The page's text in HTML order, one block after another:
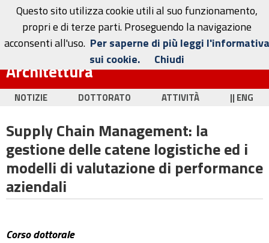
Dottorato in Ingegneria Civile e
Architettura
NOTIZIE DOTTORATO ATTIVITÀ || ENG
Supply Chain Management: la
gestione delle catene logistiche ed i
modelli di valutazione di performance
aziendali
Corso dottorale
Questo sito utilizza cookie utili al suo funzionamento,
propri e di terze parti. Proseguendo la navigazione
acconsenti all'uso. Per saperne di più leggi l'informativa
sui cookie.
Chiudi